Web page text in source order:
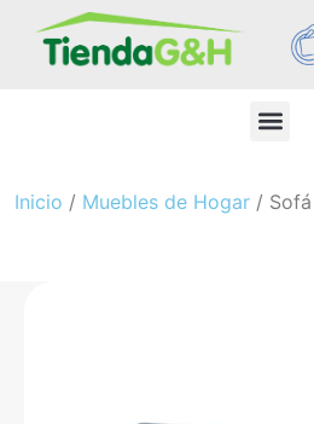
Inicio / Muebles de Hogar /